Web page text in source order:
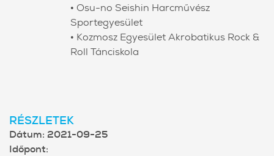
• Osu-no Seishin Harcművész
Sportegyesület
• Kozmosz Egyesület Akrobatikus Rock &
Roll Tánciskola
RÉSZLETEK
Dátum: 2021-09-25
Időpont: